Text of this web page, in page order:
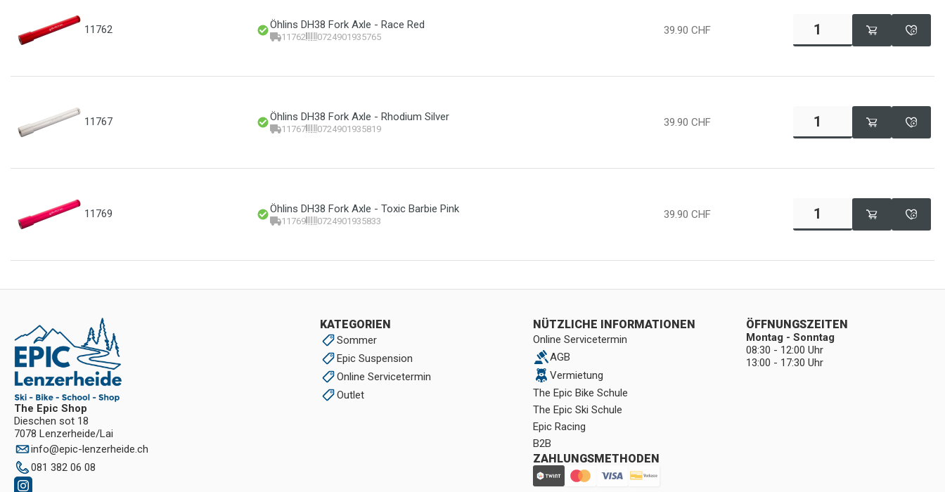
11762 Öhlins DH38 Fork Axle - Race Red
11762 0724901935765 39.90 CHF
11767 Öhlins DH38 Fork Axle - Rhodium Silver
11767 0724901935819 39.90 CHF
11769 Öhlins DH38 Fork Axle - Toxic Barbie Pink
11769 0724901935833 39.90 CHF
The Epic Shop
Dieschen sot 18
7078 Lenzerheide/Lai
info@epic-lenzerheide.ch
081 382 06 08
KATEGORIEN
Sommer
Epic Suspension
Online Servicetermin
Outlet
NÜTZLICHE INFORMATIONEN
Online Servicetermin
AGB
Vermietung
The Epic Bike Schule
The Epic Ski Schule
Epic Racing
B2B
ZAHLUNGSMETHODEN
ÖFFNUNGSZEITEN
Montag - Sonntag
08:30 - 12:00 Uhr
13:00 - 17:30 Uhr